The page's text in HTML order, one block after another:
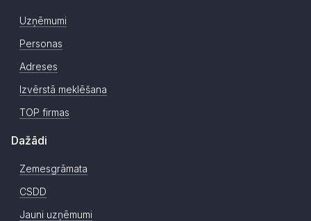
Uzņēmumi
Personas
Adreses
Izvērstā meklēšana
TOP firmas
Dažādi
Zemesgrāmata
CSDD
Jauni uzņēmumi